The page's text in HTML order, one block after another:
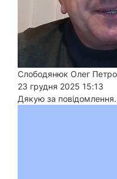
Слободянюк Олег
23 грудня 2025 15:13
Дякую за